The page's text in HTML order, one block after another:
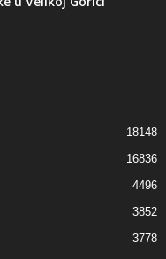
18148
16836
4496
3852
3778